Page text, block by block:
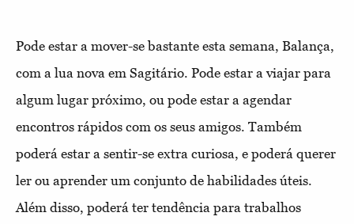
Pode estar a mover-se bastante esta semana, Balança,
com a lua nova em Sagitário. Pode estar a viajar para
algum lugar próximo, ou pode estar a agendar
encontros rápidos com os seus amigos. Também
poderá estar a sentir-se extra curiosa, e poderá querer
ler ou aprender um conjunto de habilidades úteis.
Além disso, poderá ter tendência para trabalhos